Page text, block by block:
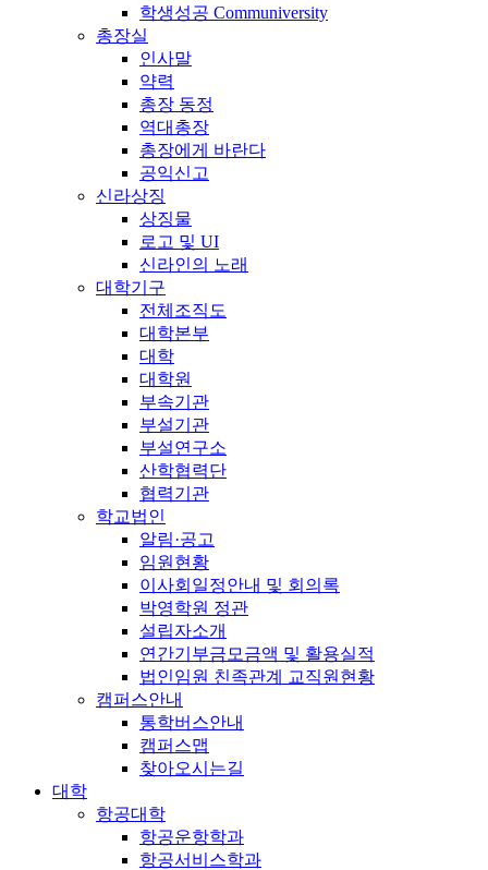
학생성공 Communiversity
총장실
인사말
약력
총장 동정
역대총장
총장에게 바란다
공익신고
신라상징
상징물
로고 및 UI
신라인의 노래
대학기구
전체조직도
대학본부
대학
대학원
부속기관
부설기관
부설연구소
산학협력단
협력기관
학교법인
알림·공고
임원현황
이사회일정안내 및 회의록
박영학원 정관
설립자소개
연간기부금모금액 및 활용실적
법인임원 친족관계 교직원현황
캠퍼스안내
통학버스안내
캠퍼스맵
찾아오시는길
대학
항공대학
항공운항학과
항공서비스학과